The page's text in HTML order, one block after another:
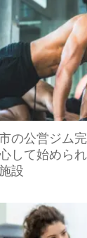
の公営ジム
して始めら
設